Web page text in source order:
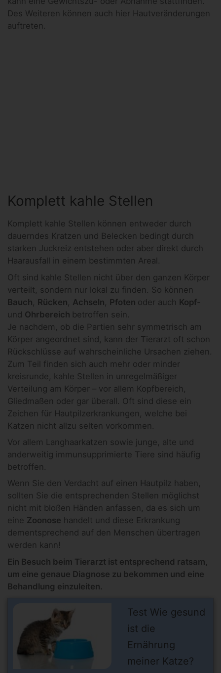
Des Weiteren können auch hier Hautveränderungen
auftreten.
Komplett kahle Stellen
Komplett kahle Stellen können entweder durch
dauerndes Kratzen und Belecken bedingt durch
starken Juckreiz entstehen oder aber direkt durch
Haarausfall in einem bestimmten Areal.
Oft sind kahle Stellen nicht über den ganzen Körper
verteilt, sondern nur lokal zu finden. So können
Bauch Rücken Achseln Pfoten oder auch Kopf-
und Ohrbereich betroffen sein.
Je nachdem, ob die Partien sehr symmetrisch am
Körper angeordnet sind, kann der Tierarzt oft schon
Rückschlüsse auf wahrscheinliche Ursachen ziehen.
Zum Teil finden sich auch mehr oder minder
kreisrunde, kahle Stellen in unregelmäßiger
Verteilung am Körper – vor allem Kopfbereich,
Gliedmaßen oder gar überall. Oft sind diese ein
Zeichen für Hautpilzerkrankungen, welche bei
Katzen nicht allzu selten vorkommen.
Vor allem Langhaarkatzen sowie junge, alte und
anderweitig immunsupprimierte Tiere sind häufig
betroffen.
Wenn Sie den Verdacht auf einen Hautpilz haben,
sollten Sie die entsprechenden Stellen möglichst
nicht mit bloßen Händen anfassen, da es sich um
eine Zoonose handelt und diese Erkrankung
dementsprechend auf den Menschen übertragen
werden kann!
Ein Besuch beim Tierarzt ist entsprechend ratsam,
um eine genaue Diagnose zu bekommen und eine
Behandlung einzuleiten.
Test Wie gesund
ist die
Ernährung
meiner Katze?